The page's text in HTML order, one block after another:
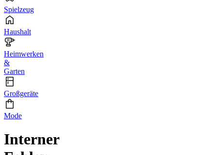
Spielzeug
Haushalt
Heimwerken
&
Garten
Großgeräte
Mode
Interner